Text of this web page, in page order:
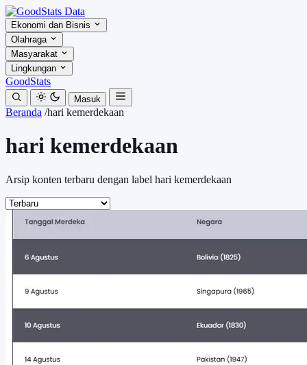
Ekonomi dan Bisnis
Olahraga
Masyarakat
Lingkungan
GoodStats
Masuk
Beranda /hari kemerdekaan
hari kemerdekaan
Arsip konten terbaru dengan label hari kemerdekaan